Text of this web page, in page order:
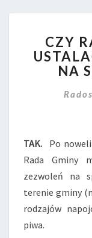
CZY
NA
TAK. Po
Rada Gminy
zezwoleń na
terenie gminy
rodzajów
piwa.